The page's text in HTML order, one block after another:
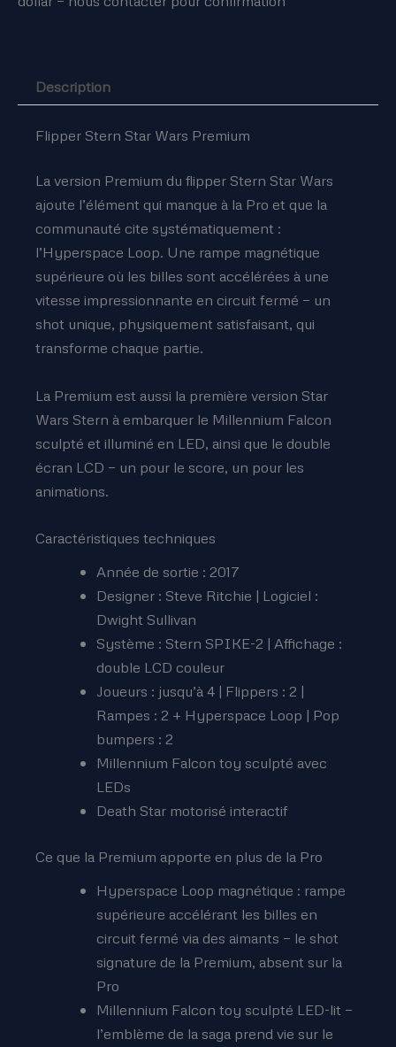
Description
Flipper Stern Star Wars Premium
La version Premium du flipper Stern Star Wars
ajoute l’élément qui manque à la Pro et que la
communauté cite systématiquement :
l’Hyperspace Loop. Une rampe magnétique
supérieure où les billes sont accélérées à une
vitesse impressionnante en circuit fermé — un
shot unique, physiquement satisfaisant, qui
transforme chaque partie.
La Premium est aussi la première version Star
Wars Stern à embarquer le Millennium Falcon
sculpté et illuminé en LED, ainsi que le double
écran LCD — un pour le score, un pour les
animations.
Caractéristiques techniques
Année de sortie : 2017
Designer : Steve Ritchie | Logiciel :
Dwight Sullivan
Système : Stern SPIKE-2 | Affichage :
double LCD couleur
Joueurs : jusqu’à 4 | Flippers : 2 |
Rampes : 2 + Hyperspace Loop | Pop
bumpers : 2
Millennium Falcon toy sculpté avec
LEDs
Death Star motorisé interactif
Ce que la Premium apporte en plus de la Pro
Hyperspace Loop magnétique : rampe
supérieure accélérant les billes en
circuit fermé via des aimants — le shot
signature de la Premium, absent sur la
Pro
Millennium Falcon toy sculpté LED-lit —
l’emblème de la saga prend vie sur le